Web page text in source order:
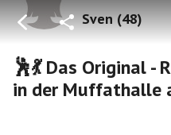
Sven(48)
🕺💃 Das Original -
in der Muffathalle